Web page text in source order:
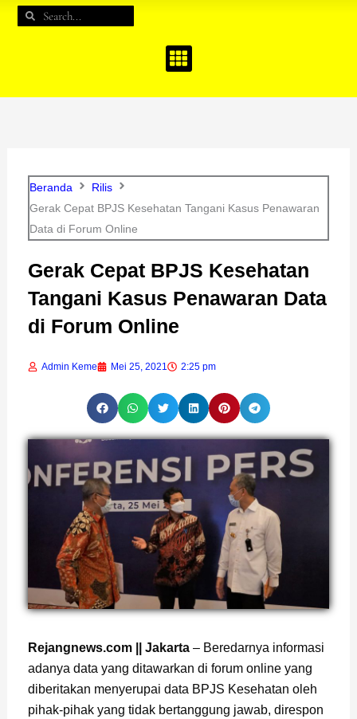
e
t
Search
Search
Beranda
Rilis
Gerak Cepat BPJS Kesehatan Tangani Kasus Penawaran
Data di Forum Online
Gerak Cepat BPJS Kesehatan
Tangani Kasus Penawaran Data
di Forum Online
Admin Keme Mei 25, 2021 2:25 pm
Rejangnews.com || Jakarta– Beredarnya informasi
adanya data yang ditawarkan di forum online yang
diberitakan menyerupai data BPJS Kesehatan oleh
pihak-pihak yang tidak bertanggung jawab, direspon
Page
, Page
, Page
, Page
, Page